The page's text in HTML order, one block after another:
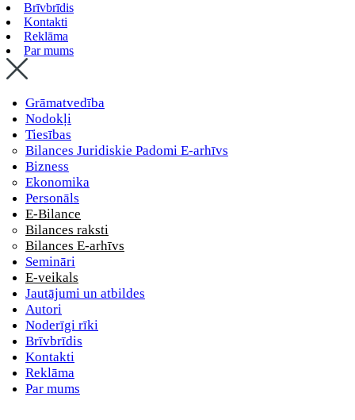
Brīvbrīdis
Kontakti
Reklāma
Par mums
Grāmatvedība
Nodokļi
Tiesības
Bilances Juridiskie Padomi E-arhīvs
Bizness
Ekonomika
Personāls
E-Bilance
Bilances raksti
Bilances E-arhīvs
Semināri
E-veikals
Jautājumi un atbildes
Autori
Noderīgi rīki
Brīvbrīdis
Kontakti
Reklāma
Par mums